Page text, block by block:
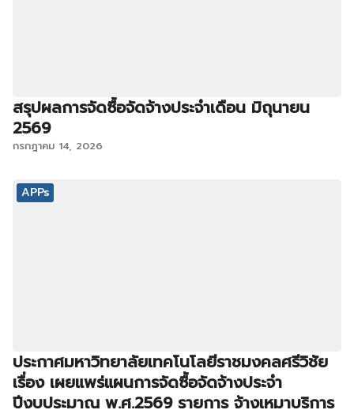
สรุปผลการจัดซื้อจัดจ้างประจำเดือน มิถุนายน
2569
กรกฎาคม 14, 2026
APPs
ประกาศมหาวิทยาลัยเทคโนโลยีราชมงคลศรีวิชัย
เรื่อง เผยแพร่แผนการจัดซื้อจัดจ้างประจำ
ปีงบประมาณ พ.ศ.2569 รายการ จ้างเหมาบริการ